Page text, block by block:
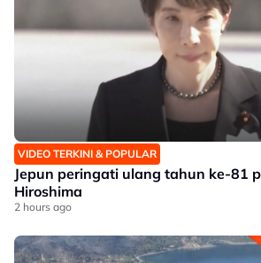
VIDEO TERKINI & POPULAR
Jepun peringati ulang tahun ke-81
Hiroshima
2 hours ago